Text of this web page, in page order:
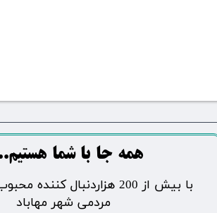
​​​همه جا با شما
​با بیش از 200 هزاردنبال
مردمی شهر مهاباد​​​​​​​​​​​​​​